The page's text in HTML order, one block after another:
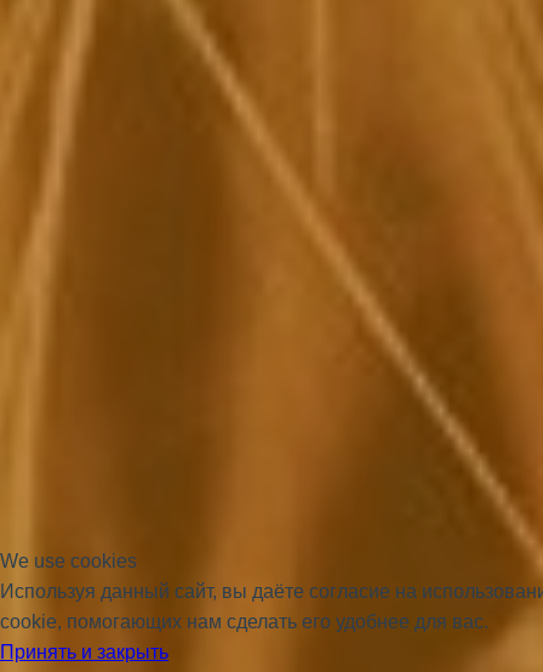
We use cookies
Используя данный сайт, вы даёте согласие на
cookie, помогающих нам сделать его удобнее для вас.
Принять и закрыть